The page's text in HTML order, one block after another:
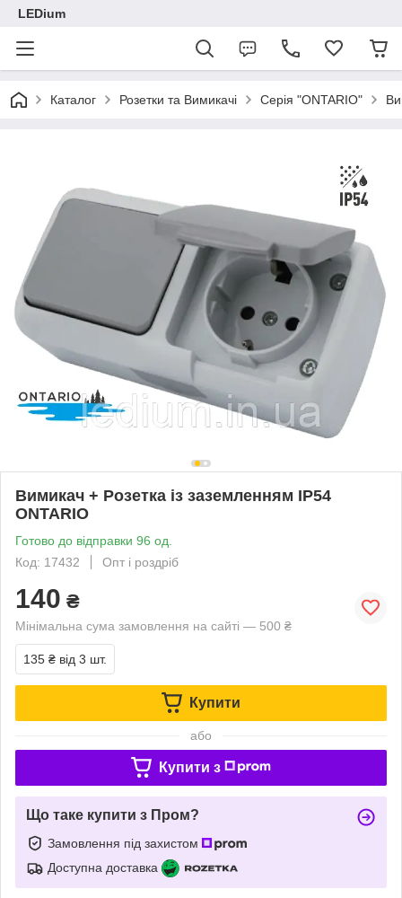
LEDium
Каталог Розетки та Вимикачі Серія "ONTARIO"
Вимикач + Розетка із заземленням IP54
ONTARIO
Готово до відправки 96 од.
Код: 17432
Опт і роздріб
140 ₴
Мінімальна сума замовлення на сайті — 500 ₴
135 ₴ від 3 шт.
Купити
або
Купити з
Що таке купити з Пром?
Замовлення під захистом
Доступна доставка